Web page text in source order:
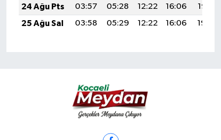
24 Ağu Pts
03:57 05:28 12:22 16:06
19:07
25 Ağu Sal
03:58 05:29 12:22 16:06 19:05